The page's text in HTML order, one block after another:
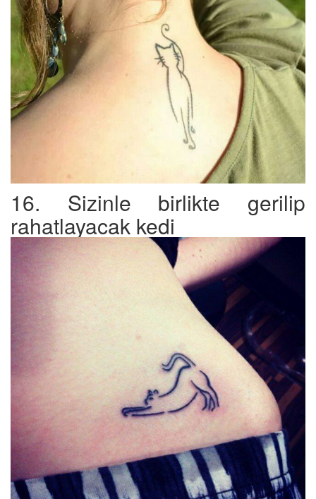
16. Sizinle birlikte gerilip
rahatlayacak kedi